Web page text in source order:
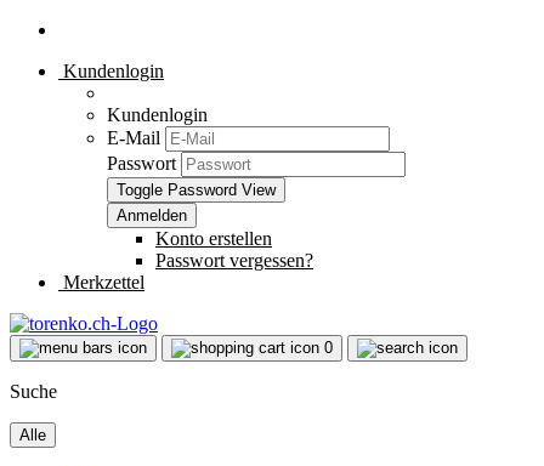
Kundenlogin
Kundenlogin
E-Mail
Passwort
Toggle Password View
Konto erstellen
Passwort vergessen?
Merkzettel
0
Suche
Alle